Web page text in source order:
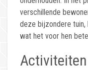
verschillende
deze bijzondere tuin,
wat het voor hen
Activiteiten